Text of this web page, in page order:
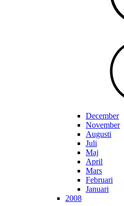
December
November
Augusti
Juli
Maj
April
Mars
Februari
Januari
2008